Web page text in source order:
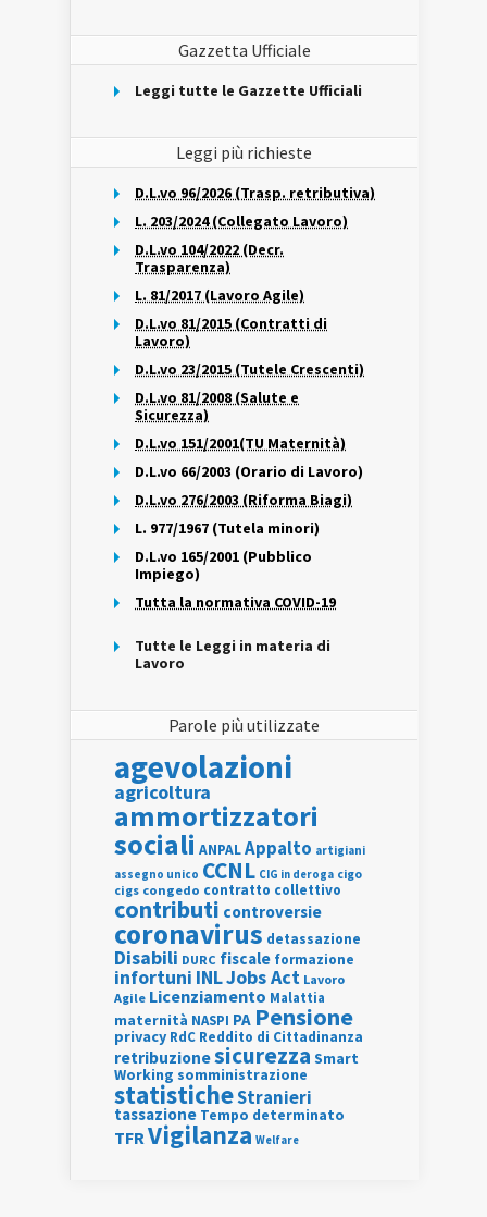
Gazzetta Ufficiale
Leggi tutte le Gazzette Ufficiali
Leggi più richieste
D.L.vo 96/2026 (Trasp. retributiva)
L. 203/2024 (Collegato Lavoro)
D.L.vo 104/2022 (Decr.
Trasparenza)
L. 81/2017 (Lavoro Agile)
D.L.vo 81/2015 (Contratti di
Lavoro)
D.L.vo 23/2015 (Tutele Crescenti)
D.L.vo 81/2008 (Salute e
Sicurezza)
D.L.vo 151/2001(TU Maternità)
D.L.vo 66/2003 (Orario di Lavoro)
D.L.vo 276/2003 (Riforma Biagi)
L. 977/1967 (Tutela minori)
D.L.vo 165/2001 (Pubblico
Impiego)
Tutta la normativa COVID-19
Tutte le Leggi in materia di
Lavoro
Parole più utilizzate
agevolazioni
agricoltura
ammortizzatori
sociali ANPALAppalto artigiani
assegno unico CCNL CIG in deroga cigo
cigs congedo contratto collettivo
contributi controversie
coronavirus detassazione
Disabili DURC fiscale formazione
infortuni INLJobs Act Lavoro
Agile Licenziamento Malattia
maternità NASPI PA Pensione
privacy RdC Reddito di Cittadinanza
retribuzionesicurezza Smart
Working somministrazione
statisticheStranieri
tassazione Tempo determinato
TFRVigilanza Welfare